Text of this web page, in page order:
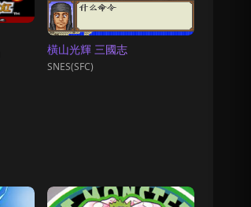
橫山光輝 三國志
SNES(SFC)